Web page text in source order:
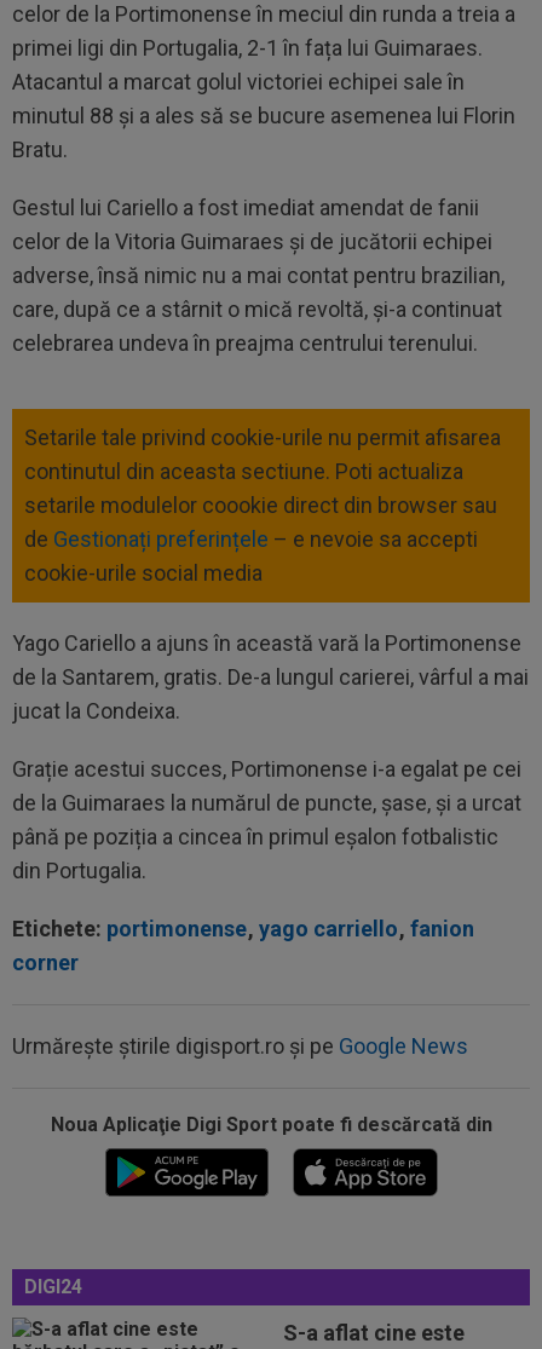
celor de la Portimonense în meciul din runda a treia a
primei ligi din Portugalia, 2-1 în fața lui Guimaraes.
Atacantul a marcat golul victoriei echipei sale în
minutul 88 și a ales să se bucure asemenea lui Florin
Bratu.
Gestul lui Cariello a fost imediat amendat de fanii
celor de la Vitoria Guimaraes și de jucătorii echipei
adverse, însă nimic nu a mai contat pentru brazilian,
care, după ce a stârnit o mică revoltă, și-a continuat
celebrarea undeva în preajma centrului terenului.
Setarile tale privind cookie-urile nu permit afisarea
continutul din aceasta sectiune. Poti actualiza
setarile modulelor coookie direct din browser sau
de Gestionați preferințele – e nevoie sa accepti
cookie-urile social media
Yago Cariello a ajuns în această vară la Portimonense
de la Santarem, gratis. De-a lungul carierei, vârful a mai
jucat la Condeixa.
Grație acestui succes, Portimonense i-a egalat pe cei
de la Guimaraes la numărul de puncte, șase, și a urcat
până pe poziția a cincea în primul eșalon fotbalistic
din Portugalia.
Etichete: portimonense, yago carriello, fanion
corner
Urmărește știrile digisport.ro și pe Google News
Noua Aplicaţie Digi Sport poate fi descărcată din
DIGI24
S-a aflat cine este
FOTO
Paula Badosa a îngrijorat pe toată
lumea cu imaginile postate, iar a doua zi a...
15:16
Adrian Ilie a văzut transferul pus la cale de Gigi
Becali la FCSB și a spus-o...